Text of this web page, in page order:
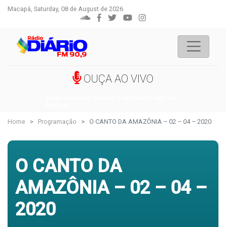
Macapá, Saturday, 08 de August de 2026
OUÇA AO VIVO
Home Programação O CANTO DA AMAZÔNIA – 02 – 04 – 2020
O CANTO DA
AMAZÔNIA – 02 – 04 –
2020